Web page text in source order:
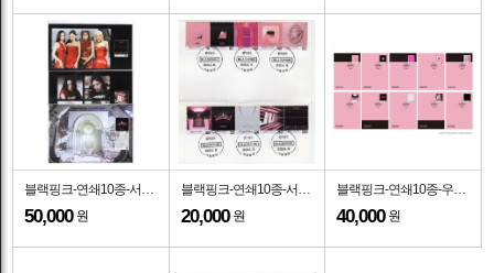
블랙핑크-연쇄10종-서울중앙 기념인 소형시트 초일봉투(FDC)-2026.6.16일
50,000 원
블랙핑크-연쇄10종-서울중앙 기념인 초일봉투(FDC)-2026.6.16일
20,000 원
블랙핑크-연쇄10종-우표박물관 기념인 맥시멈카드(MAXIMUMCARD)-우표박물관 제작-2026.6.16일
40,000 원